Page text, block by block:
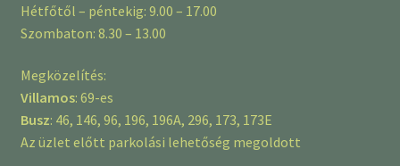
Hétfőtől – péntekig: 9.00 – 17.00
Szombaton: 8.30 – 13.00
Megközelítés:
Villamos: 69-es
Busz: 46, 146, 96, 196, 196A, 296, 173, 173E
Az üzlet előtt parkolási lehetőség megoldott